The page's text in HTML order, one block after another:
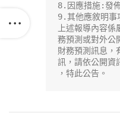
8.因應措施:發
9.其他應敘明事
上述報導內容
務預測或對外公
財務預測訊息，
訊，請依公開資
，特此公告。